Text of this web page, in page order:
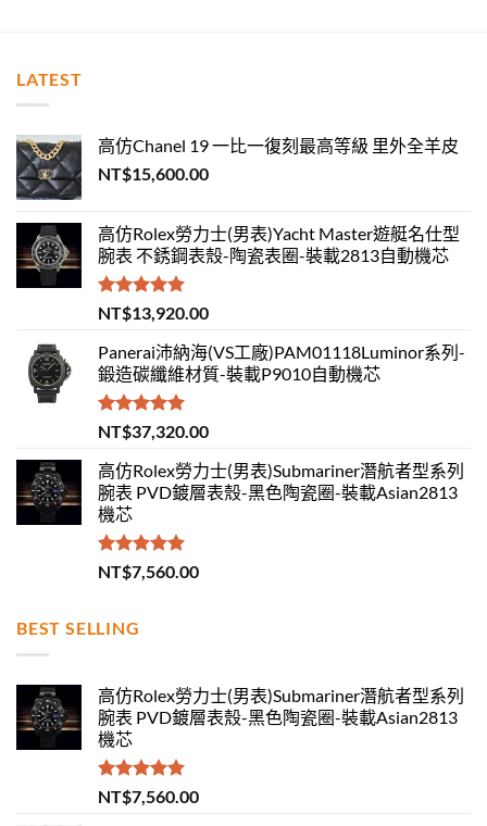
LATEST
高仿Chanel 19 一比一復刻最高等級 里外全羊皮
NT$15,600.00
高仿Rolex勞力士(男表)Yacht Master遊艇名仕型
腕表 不銹鋼表殼-陶瓷表圈-裝載2813自動機芯
評分5.00
滿分 5
NT$13,920.00
Panerai沛納海(VS工廠)PAM01118Luminor系列-
鍛造碳纖維材質-裝載P9010自動機芯
評分5.00
滿分 5
NT$37,320.00
高仿Rolex勞力士(男表)Submariner潛航者型系列
腕表 PVD鍍層表殼-黑色陶瓷圈-裝載Asian2813
機芯
評分 5.00
滿分 5
NT$7,560.00
BEST SELLING
高仿Rolex勞力士(男表)Submariner潛航者型系列
腕表 PVD鍍層表殼-黑色陶瓷圈-裝載Asian2813
機芯
評分 5.00
滿分 5
NT$7,560.00